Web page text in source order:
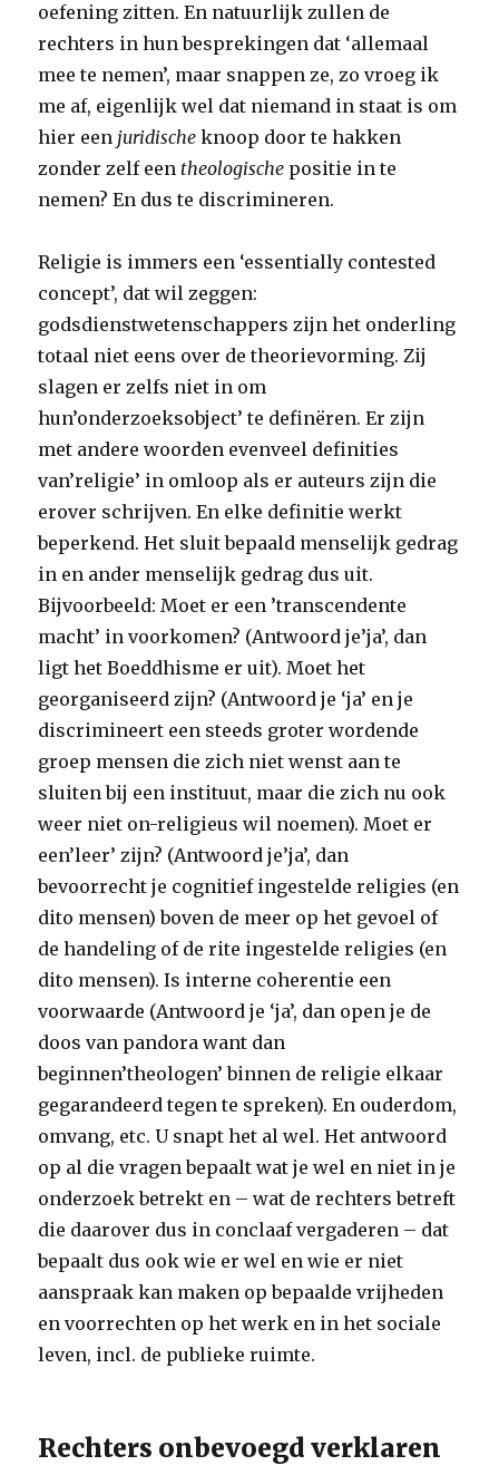
oefening zitten. En natuurlijk zullen de
rechters in hun besprekingen dat ‘allemaal
mee te nemen’, maar snappen ze, zo vroeg ik
me af, eigenlijk wel dat niemand in staat is om
hier een juridischeknoop door te hakken
zonder zelf een theologische positie in te
nemen? En dus te discrimineren.
Religie is immers een ‘essentially contested
concept’, dat wil zeggen:
godsdienstwetenschappers zijn het onderling
totaal niet eens over de theorievorming. Zij
slagen er zelfs niet in om
hun’onderzoeksobject’ te definëren. Er zijn
met andere woorden evenveel definities
van’religie’ in omloop als er auteurs zijn die
erover schrijven. En elke definitie werkt
beperkend. Het sluit bepaald menselijk gedrag
in en ander menselijk gedrag dus uit.
Bijvoorbeeld: Moet er een ’transcendente
macht’ in voorkomen? (Antwoord je’ja’, dan
ligt het Boeddhisme er uit). Moet het
georganiseerd zijn? (Antwoord je ‘ja’ en je
discrimineert een steeds groter wordende
groep mensen die zich niet wenst aan te
sluiten bij een instituut, maar die zich nu ook
weer niet on-religieus wil noemen). Moet er
een’leer’ zijn? (Antwoord je’ja’, dan
bevoorrecht je cognitief ingestelde religies (en
dito mensen) boven de meer op het gevoel of
de handeling of de rite ingestelde religies (en
dito mensen). Is interne coherentie een
voorwaarde (Antwoord je ‘ja’, dan open je de
doos van pandora want dan
beginnen’theologen’ binnen de religie elkaar
gegarandeerd tegen te spreken). En ouderdom,
omvang, etc. U snapt het al wel. Het antwoord
op al die vragen bepaalt wat je wel en niet in je
onderzoek betrekt en – wat de rechters betreft
die daarover dus in conclaaf vergaderen – dat
bepaalt dus ook wie er wel en wie er niet
aanspraak kan maken op bepaalde vrijheden
en voorrechten op het werk en in het sociale
leven, incl. de publieke ruimte.
Rechters onbevoegd verklaren